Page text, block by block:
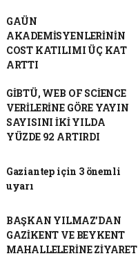
GAÜN
AKADEMİSYENLERİNİN
COST KATILIMI ÜÇ KAT
ARTTI
GİBTÜ, WEB OF SCİENCE
VERİLERİNE GÖRE YAYIN
SAYISINI İKİ YILDA
YÜZDE 92 ARTIRDI
Gaziantep için 3 önemli
uyarı
BAŞKAN YILMAZ’DAN
GAZİKENT VE BEYKENT
MAHALLELERİNE ZİYARET